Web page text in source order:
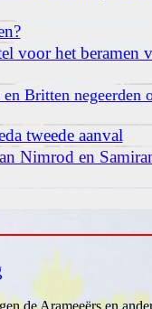
voor het beramen
Britten negeerden
tweede aanval
Nimrod en
de Arameeërs en